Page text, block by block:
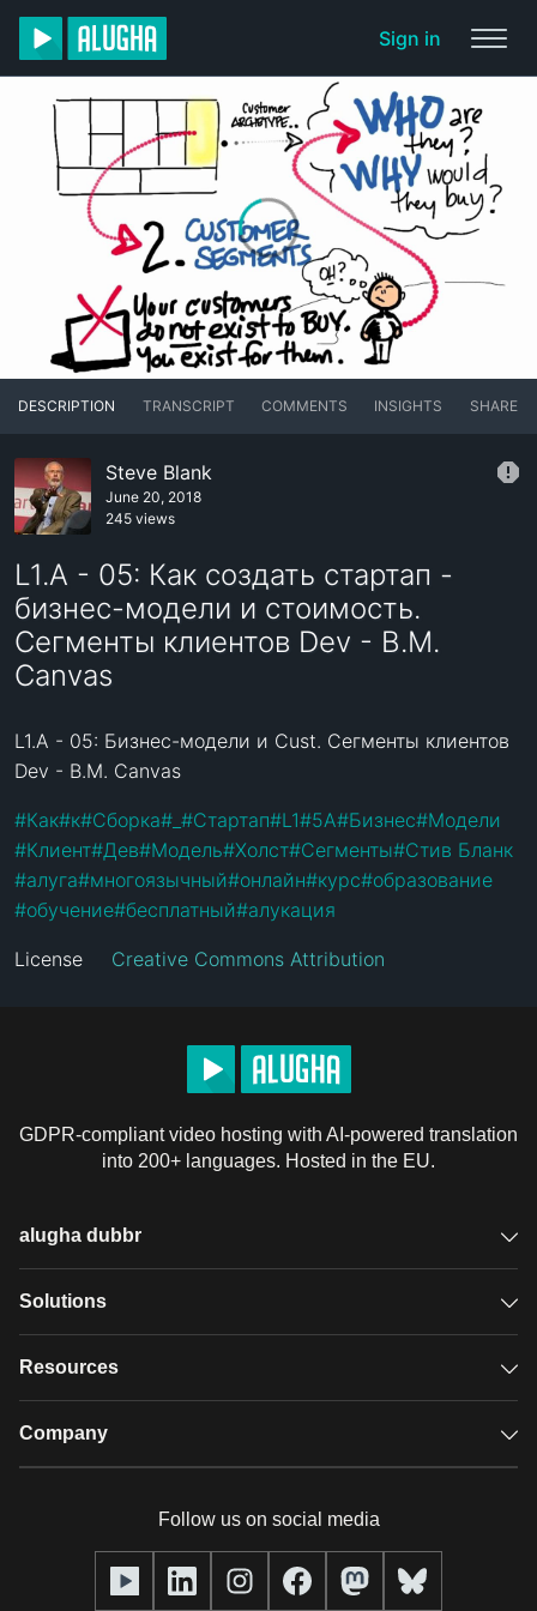
Sign in
DESCRIPTION TRANSCRIPT COMMENTS INSIGHTS SHARE
Steve Blank
June 20, 2018
245 views
L1.A - 05: Как создать стартап -
бизнес-модели и стоимость.
Сегменты клиентов Dev - B.M.
Canvas
L1.A - 05: Бизнес-модели и Cust. Сегменты клиентов
Dev - B.M. Canvas
#Как#к#Сборка# #Стартап#L1#5A#Бизнес#Модели
#Клиент#Дев#Модель#Холст#Сегменты#Стив Бланк
#алуга#многоязычный#онлайн#курс#образование
#обучение#бесплатный#алукация
License Creative Commons Attribution
GDPR-compliant video hosting with AI-powered translation
into 200+ languages. Hosted in the EU.
alugha dubbr
Overview
Glossary
Solutions
GDPR video hosting
Resources
Case studies
alugha Academy
Company
Our team
Follow us on social media